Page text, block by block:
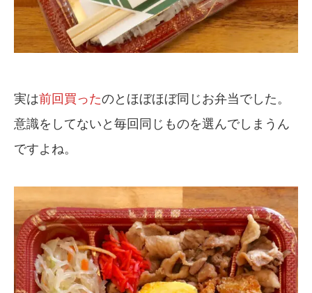
実は前回買ったのとほぼほぼ同じお弁当でした。
意識をしてないと毎回同じものを選んでしまうん
ですよね。